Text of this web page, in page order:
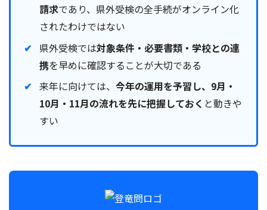
請求であり、県外受検の全手続がオンライン化
されたわけではない
県外受検では対象条件・必要書類・学校との連
携を早めに確認することが大切である
来年に向けては、 今年の運用を予習し、9月・
10月・11月の流れを先に把握しておく と動きや
すい